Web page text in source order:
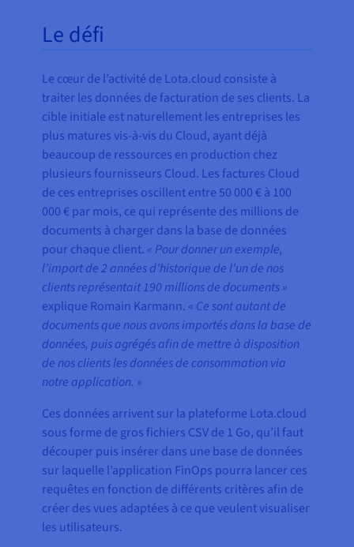
Le défi
Le cœur de l’activité de Lota.cloud consiste à
traiter les données de facturation de ses clients. La
cible initiale est naturellement les entreprises les
plus matures vis-à-vis du Cloud, ayant déjà
beaucoup de ressources en production chez
plusieurs fournisseurs Cloud. Les factures Cloud
de ces entreprises oscillent entre 50 000 € à 100
000 € par mois, ce qui représente des millions de
documents à charger dans la base de données
pour chaque client. « Pour donner un exemple,
l’import de 2 années d’historique de l’un de nos
clients représentait 190 millions de documents »
explique Romain Karmann. « Ce sont autant de
documents que nous avons importés dans la base de
données, puis agrégés afin de mettre à disposition
de nos clients les données de consommation via
notre application. »
Ces données arrivent sur la plateforme Lota.cloud
sous forme de gros fichiers CSV de 1 Go, qu’il faut
découper puis insérer dans une base de données
sur laquelle l’application FinOps pourra lancer ces
requêtes en fonction de différents critères afin de
créer des vues adaptées à ce que veulent visualiser
les utilisateurs.